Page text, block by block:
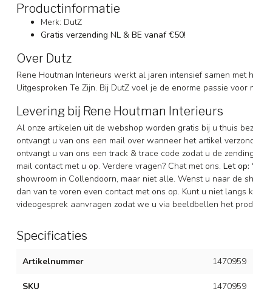
Productinformatie
Merk: DutZ
Gratis verzending NL & BE vanaf €50!
Over Dutz
Rene Houtman Interieurs werkt al jaren intensief samen met
Uitgesproken Te Zijn. Bij DutZ voel je de enorme passie voor
Levering bij Rene Houtman Interieurs
Al onze artikelen uit de webshop worden gratis bij u thuis
ontvangt u van ons een mail over wanneer het artikel
ontvangt u van ons een track & trace code zodat u de
mail contact met u op. Verdere vragen? Chat met ons. Let op:
showroom in Collendoorn, maar niet alle. Wenst u naar de
dan van te voren even contact met ons op. Kunt u niet
videogesprek aanvragen zodat we u via beeldbellen het
Specificaties
Artikelnummer 1470959
SKU 1470959